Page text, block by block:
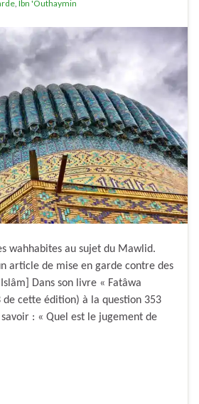
Ibn 'Outhaymin
wahhabites au sujet du Mawlid.
article de mise en garde contre des
Dans son livre « Fatâwa
de cette édition) à la question 353
: « Quel est le jugement de